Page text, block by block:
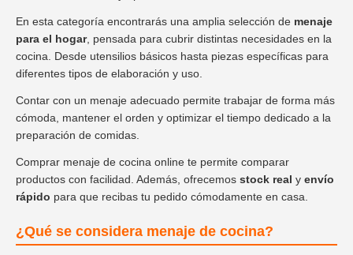
En esta categoría encontrarás una amplia selección de menaje
para el hogar, pensada para cubrir distintas necesidades en la
cocina. Desde utensilios básicos hasta piezas específicas para
diferentes tipos de elaboración y uso.
Contar con un menaje adecuado permite trabajar de forma más
cómoda, mantener el orden y optimizar el tiempo dedicado a la
preparación de comidas.
Comprar menaje de cocina online te permite comparar
productos con facilidad. Además, ofrecemos stock real y envío
rápido para que recibas tu pedido cómodamente en casa.
¿Qué se considera menaje de cocina?